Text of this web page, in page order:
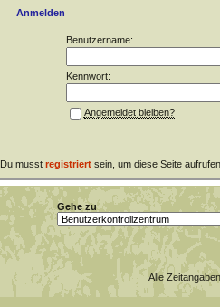
Anmelden
Benutzername:
Kennwort:
Angemeldet bleiben?
Du musst registriertsein, um diese Seite
Gehe zu
Alle